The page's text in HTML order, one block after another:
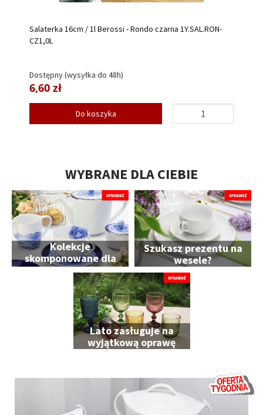
Salaterka 16cm / 1l Berossi - Rondo czarna 1Y.SAL.RON-
CZ1,0L
Dostępny (wysyłka do 48h)
6,60 zł
Do koszyka
WYBRANE DLA CIEBIE
Kolekcje
skomponowane dla
Ciebie
Szukasz prezentu na
wesele?
Lato zasługuje na
wyjątkową oprawę